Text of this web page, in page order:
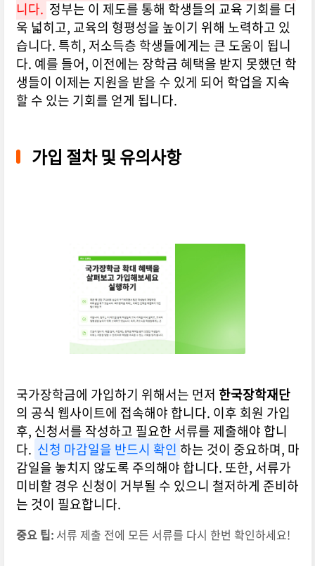
니다. 정부는 이 제도를 통해 학생들의 교육 기회를 더
욱 넓히고, 교육의 형평성을 높이기 위해 노력하고 있
습니다. 특히, 저소득층 학생들에게는 큰 도움이 됩니
다. 예를 들어, 이전에는 장학금 혜택을 받지 못했던 학
생들이 이제는 지원을 받을 수 있게 되어 학업을 지속
할 수 있는 기회를 얻게 됩니다.
가입 절차 및 유의사항
국가장학금에 가입하기 위해서는 먼저 한국장학재단
의 공식 웹사이트에 접속해야 합니다. 이후 회원 가입
후, 신청서를 작성하고 필요한 서류를 제출해야 합니
다. 신청 마감일을 반드시 확인 하는 것이 중요하며, 마
감일을 놓치지 않도록 주의해야 합니다. 또한, 서류가
미비할 경우 신청이 거부될 수 있으니 철저하게 준비하
는 것이 필요합니다.
중요 팁:서류 제출 전에 모든 서류를 다시 한번 확인하세요!